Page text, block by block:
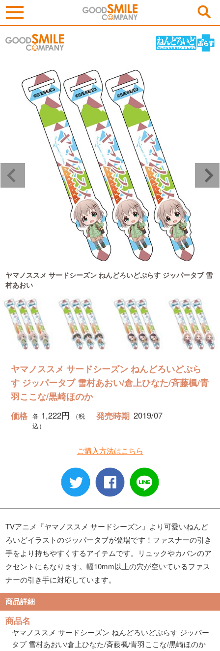
ヤマノススメ サードシーズン ねんどろいどぷらす ジッパータブ 雪
村あおい
ヤマノススメ サードシーズン ねんどろいどぷら
す ジッパータブ 雪村あおい/倉上ひなた/斉藤楓/青
羽ここな/黒崎ほのか
価格 各 1,222円
（税
込）
発売時期 2019/07
ご購入方法はこちら
TVアニメ『ヤマノススメ サードシーズン』より可愛いねんど
ろいどイラストのジッパータブが登場です！ファスナーの引き
手をより持ちやすくするアイテムです。リュックやカバンのア
クセントにもなります。幅10mm以上の穴が空いているファス
ナーの引き手に対応しています。
商品詳細
商品名
ヤマノススメ サードシーズン ねんどろいどぷらす ジッパー
タブ 雪村あおい/倉上ひなた/斉藤楓/青羽ここな/黒崎ほのか